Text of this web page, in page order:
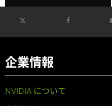
企業情報
NVIDIA について